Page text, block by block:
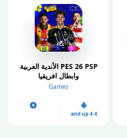
PES 26 PSP الأندية العربية
وابطال افريقيا
Games
4.4 and up